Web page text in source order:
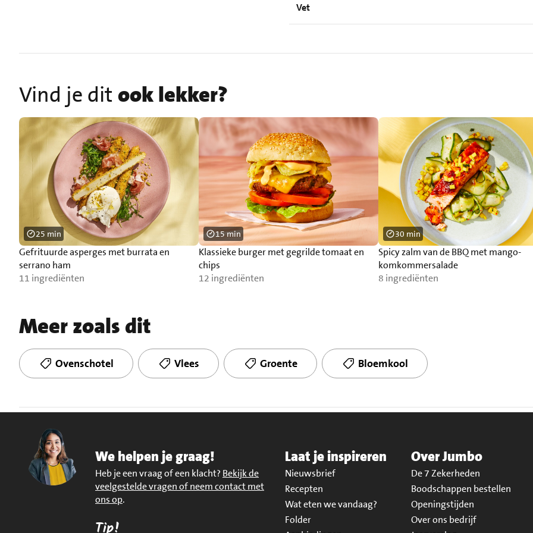
Vet
Vind je ditook lekker?
Gefrituurde asperges met burrata en
serrano ham
11 ingrediënten
25 min
Klassieke burger met gegrilde tomaat en
chips
12 ingrediënten
15 min
Spicy zalm van de BBQ met mango-
komkommersalade
8 ingrediënten
30 min
Meer zoals dit
Ovenschotel Vlees Groente Bloemkool
We helpen je graag!
Heb je een vraag of een klacht? Bekijk de
veelgestelde vragen of neem contact met
ons op.
Tip!
Laat je inspireren
Nieuwsbrief
Recepten
Wat eten we vandaag?
Folder
Over Jumbo
De 7 Zekerheden
Boodschappen bestellen
Openingstijden
Over ons bedrijf